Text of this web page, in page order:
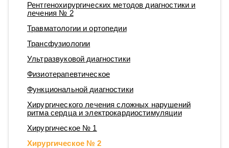
Рентгенохирургических методов диагностики и
лечения № 2
Травматологии и ортопедии
Трансфузиологии
Ультразвуковой диагностики
Физиотерапевтическое
Функциональной диагностики
Хирургического лечения сложных нарушений
ритма сердца и электрокардиостимуляции
Хирургическое № 1
Хирургическое № 2